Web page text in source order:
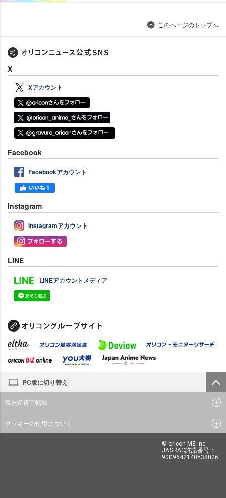
このページのトップへ
X
Xアカウント
Facebook
Facebookアカウント
Instagram
Instagramアカウント
LINE
LINEアカウントメディア
PC版に切り替え
禁無断複写転載
クッキーの使用について
© oricon ME inc.
JASRAC許諾番号：
9009642140Y38026